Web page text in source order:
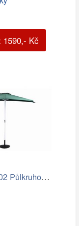
1590,- Kč
Garthen 6302 Půlkruhový zahradní…